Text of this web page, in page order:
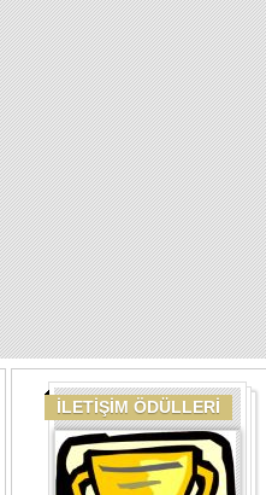
İLETİŞİM ÖDÜLLERİ